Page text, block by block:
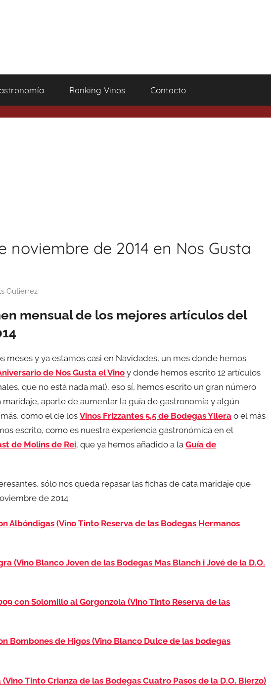
Ranking Vinos Contacto
noviembre de 2014 en Nos Gusta
Gutierrez
mensual de los mejores artículos del
meses y ya estamos casi en Navidades, un mes donde hemos
de Nos Gusta el Vino y donde hemos escrito 12 artículos
que no está nada mal), eso sí, hemos escrito un gran número
maridaje, aparte de aumentar la guía de gastronomía y algún
como el de los Vinos Frizzantes 5.5 de Bodegas Yllera o el más
escrito, como es nuestra experiencia gastronómica en el
de Molins de Rei, que ya hemos añadido a la Guía de
sólo nos queda repasar las fichas de cata maridaje que
de 2014:
Albóndigas (Vino Tinto Reserva de las Bodegas Hermanos
(Vino Blanco Joven de las Bodegas Mas Blanch i Jové de la D.O.
con Solomillo al Gorgonzola (Vino Tinto Reserva de las
Bombones de Higos (Vino Blanco Dulce de las bodegas
Tinto Crianza de las Bodegas Cuatro Pasos de la D.O. Bierzo)